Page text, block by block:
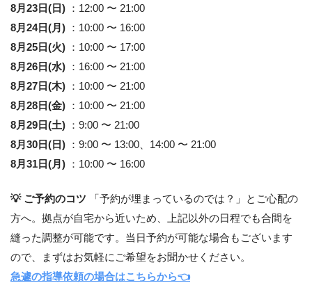
8月23日(日)
：12:00 〜 21:00
8月24日(月)
：10:00 〜 16:00
8月25日(火)
：10:00 〜 17:00
8月26日(水)
：16:00 〜 21:00
8月27日(木)
：10:00 〜 21:00
8月28日(金)
：10:00 〜 21:00
8月29日(土)
：9:00 〜 21:00
8月30日(日)
：9:00 〜 13:00、14:00 〜 21:00
8月31日(月)
：10:00 〜 16:00
💡 ご予約のコツ 「予約が埋まっているのでは？」とご心配の
方へ。拠点が自宅から近いため、上記以外の日程でも合間を
縫った調整が可能です。当日予約が可能な場合もございます
ので、まずはお気軽にご希望をお聞かせください。
急遽の指導依頼の場合はこちらから👈